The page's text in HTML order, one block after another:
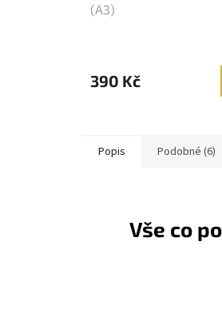
(A3)
390 Kč
Popis Podobné (6)
Vše co